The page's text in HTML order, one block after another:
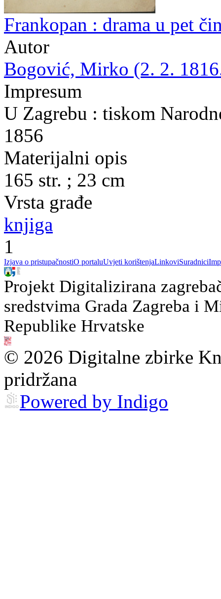
Frankopan : drama u pet
Autor
Bogović, Mirko (2. 2.
Impresum
U Zagrebu : tiskom
1856
Materijalni opis
165 str. ; 23 cm
Vrsta građe
knjiga
1
Izjava o pristupačnostiO portaluUvjeti korištenjaLinkoviSuradnici
Projekt Digitalizirana
sredstvima Grada Zagreba i
Republike Hrvatske
© 2026 Digitalne zbirke
pridržana
Powered by Indigo